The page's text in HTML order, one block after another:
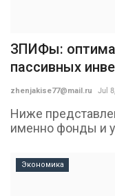
ЗПИФы:
пассивных
zhenjakise77@mail.ru Jul
Ниже
именно фонды и
Экономика